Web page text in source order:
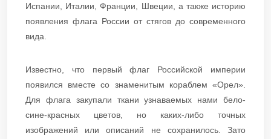
Испании, Италии, Франции, Швеции, а также историю
появления флага России от стягов до современного
вида.
Известно, что первый флаг Российской империи
появился вместе со знаменитым кораблем «Орел».
Для флага закупали ткани узнаваемых нами бело-
сине-красных цветов, но каких-либо точных
изображений или описаний не сохранилось. Зато